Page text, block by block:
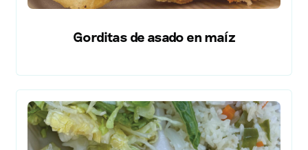
Gorditas de asado en maíz